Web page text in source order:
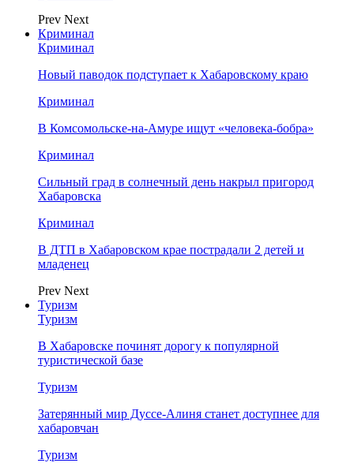
Prev Next
Криминал
Криминал
Новый паводок подступает к Хабаровскому краю
Криминал
В Комсомольске-на-Амуре ищут «человека-бобра»
Криминал
Сильный град в солнечный день накрыл пригород
Хабаровска
Криминал
В ДТП в Хабаровском крае пострадали 2 детей и
младенец
Prev Next
Туризм
Туризм
В Хабаровске починят дорогу к популярной
туристической базе
Туризм
Затерянный мир Дуссе-Алиня станет доступнее для
хабаровчан
Туризм